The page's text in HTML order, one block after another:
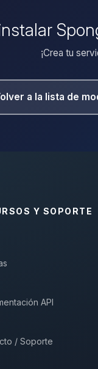
¡Crea tu
a la lista de
Y SOPORTE
API
/ Soporte